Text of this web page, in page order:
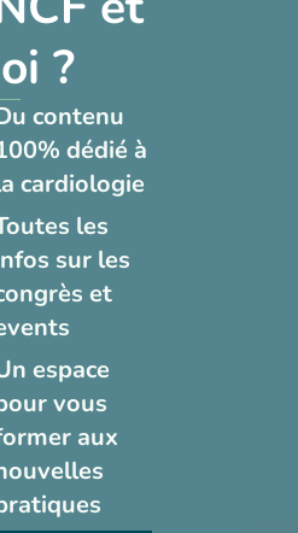
?
contenu
dédié à
cardiologie
les
sur les
et
espace
vous
aux